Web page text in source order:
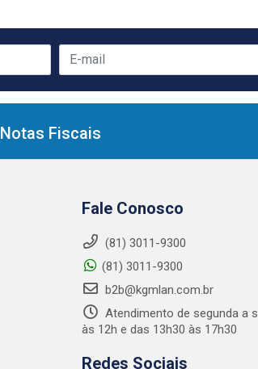
Notas Fiscais
Fale Conosco
(81) 3011-9300
(81) 3011-9300
b2b@kgmlan.com.br
Atendimento de segunda a
às 12h e das 13h30 às 17h30
Redes Sociais